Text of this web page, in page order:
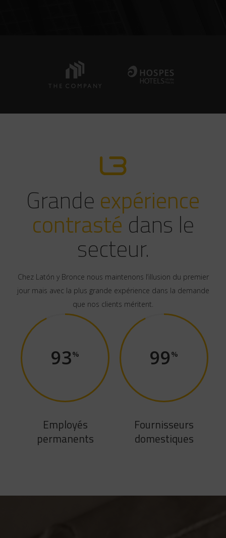
Grande expérience
contrastédans le
secteur.
Chez Latón y Bronce nous maintenons l’illusion du premier
jour mais avec la plus grande expérience dans la demande
que nos clients méritent.
93
Employés
permanents
99
Fournisseurs
domestiques